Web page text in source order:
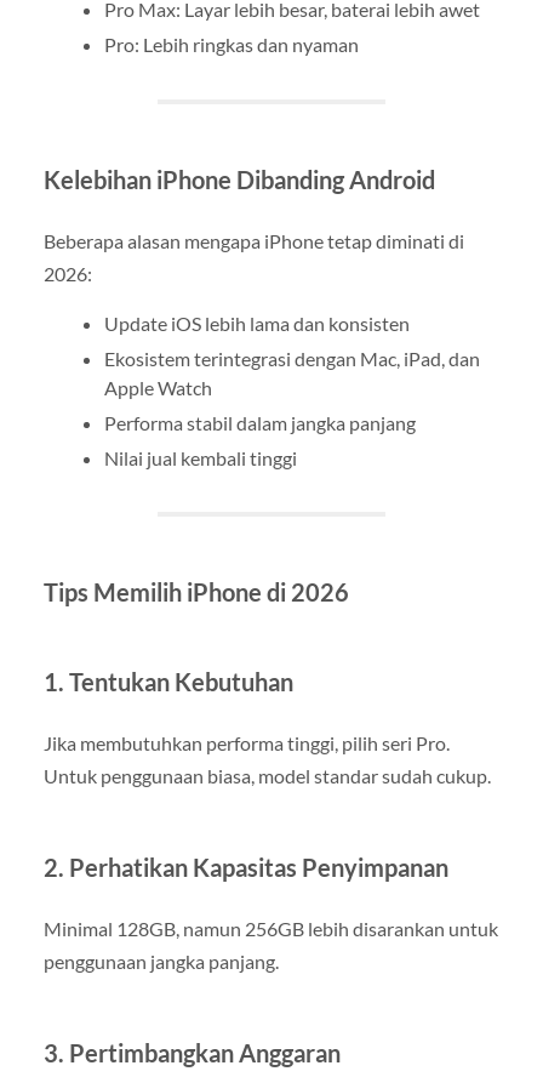
Pro Max: Layar lebih besar, baterai lebih awet
Pro: Lebih ringkas dan nyaman
Kelebihan iPhone Dibanding Android
Beberapa alasan mengapa iPhone tetap diminati di
2026:
Update iOS lebih lama dan konsisten
Ekosistem terintegrasi dengan Mac, iPad, dan
Apple Watch
Performa stabil dalam jangka panjang
Nilai jual kembali tinggi
Tips Memilih iPhone di 2026
1. Tentukan Kebutuhan
Jika membutuhkan performa tinggi, pilih seri Pro.
Untuk penggunaan biasa, model standar sudah cukup.
2. Perhatikan Kapasitas Penyimpanan
Minimal 128GB, namun 256GB lebih disarankan untuk
penggunaan jangka panjang.
3. Pertimbangkan Anggaran